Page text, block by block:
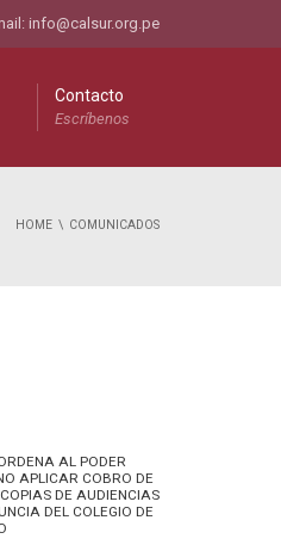
info@calsur.org.pe
Contacto
Escríbenos
HOME COMUNICADOS
AL PODER
APLICAR COBRO DE
DE AUDIENCIAS
DEL COLEGIO DE